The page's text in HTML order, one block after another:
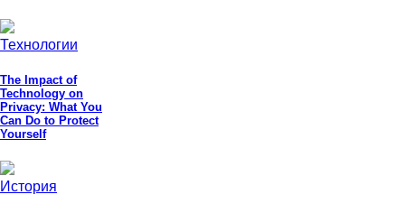
Технологии
The Impact of
Technology on
Privacy: What You
Can Do to Protect
Yourself
История